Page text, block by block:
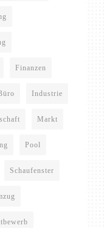
Finanzen
Industrie
Markt
Pool
Schaufenster